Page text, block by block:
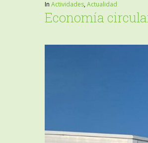
In Actividades,Actualidad
Economía